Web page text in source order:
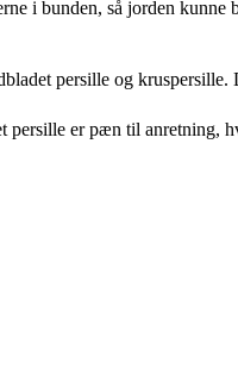
i bunden, så jorden
persille og
er pæn til